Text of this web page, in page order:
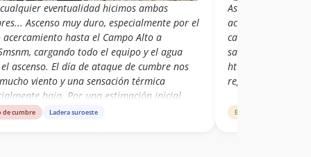
eventualidad hicimos ambas
Ascenso muy duro, especialmente por el
hasta el Campo Alto a
cargando todo el equipo y el agua
ascenso. El día de ataque de cumbre nos
viento y una sensación térmica
baja. Por una estimación inicial
de la cantidad de agua que utilizaríamos
de cumbre Ladera suroeste
Ascenso muy
acercamiento
cargando todo el
sacamos en 4
http://
region-de-
Estado de ruta